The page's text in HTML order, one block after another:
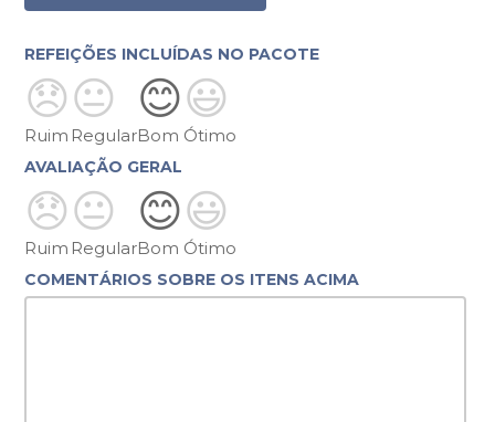
REFEIÇÕES INCLUÍDAS NO PACOTE
😞
Ruim
😐
Regular
😊
Bom
😃
Ótimo
AVALIAÇÃO GERAL
😞
Ruim
😐
Regular
😊
Bom
😃
Ótimo
COMENTÁRIOS SOBRE OS ITENS ACIMA